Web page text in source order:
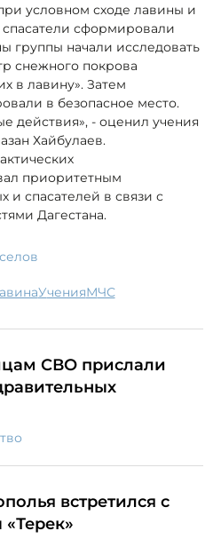
условном сходе лавины и
сформировали
группы начали исследовать
снежного покрова
в лавину». Затем
в безопасное место.
действия», - оценил учения
Хайбулаев.
приоритетным
и спасателей в связи с
Дагестана.
лавина учения МЧС
СВО прислали
встретился с